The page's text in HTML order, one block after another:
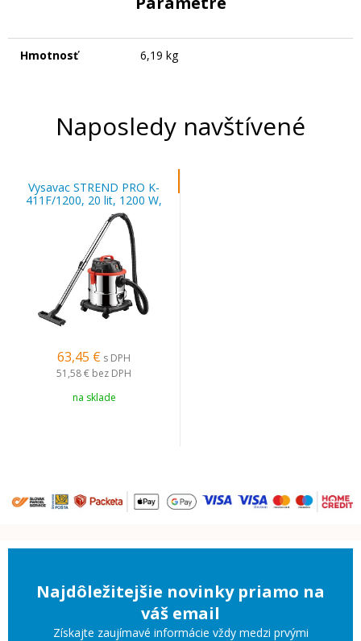
Hmotnosť 6,19 kg
Naposledy navštívené
Vysavac STREND PRO K-
411F/1200, 20 lit, 1200 W,
priemyselný
63,45 € s DPH
51,58 € bez DPH
na sklade
Najdôležitejšie novinky priamo na
váš email
Získajte zaujímavé informácie vždy medzi prvými